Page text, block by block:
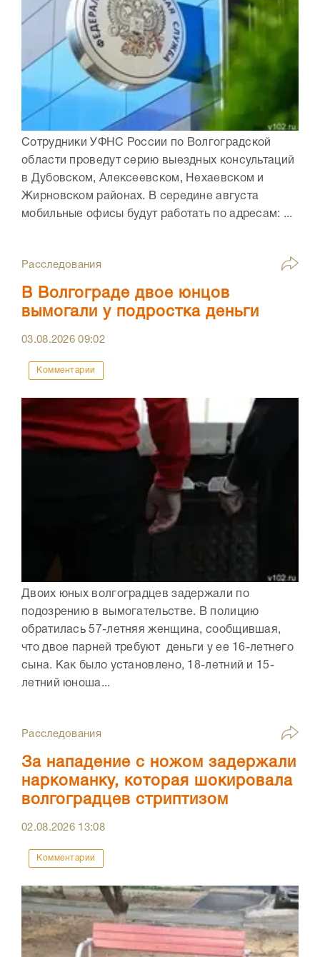
Сотрудники УФНС России по Волгоградской
области проведут серию выездных консультаций
в Дубовском, Алексеевском, Нехаевском и
Жирновском районах. В середине августа
мобильные офисы будут работать по адресам: ...
Расследования
В Волгограде двое юнцов
вымогали у подростка деньги
03.08.202609:02
Комментарии
Двоих юных волгоградцев задержали по
подозрению в вымогательстве. В полицию
обратилась 57-летняя женщина, сообщившая,
что двое парней требуют деньги у ее 16-летнего
сына. Как было установлено, 18-летний и 15-
летний юноша...
Расследования
За нападение с ножом задержали
наркоманку, которая шокировала
волгоградцев стриптизом
02.08.2026 13:08
Комментарии